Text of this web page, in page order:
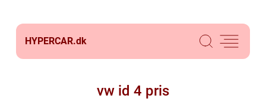
HYPERCAR.dk
vw id 4 pris